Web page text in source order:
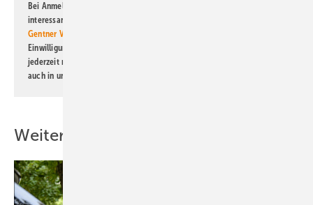
Bei Anmeldung zu diesem Newsletter bin ich damit einverstanden, über
interessante Verlags- und Online-Angebote
Gentner Verlag GmbH & Co. KG
Einwilligung kann ich jederzeit widerrufen und eine Abmeldung ist
jederzeit möglich. Informationen zum Umgang mit Daten finden Sie
auch in unserer
Weitere Inhalte